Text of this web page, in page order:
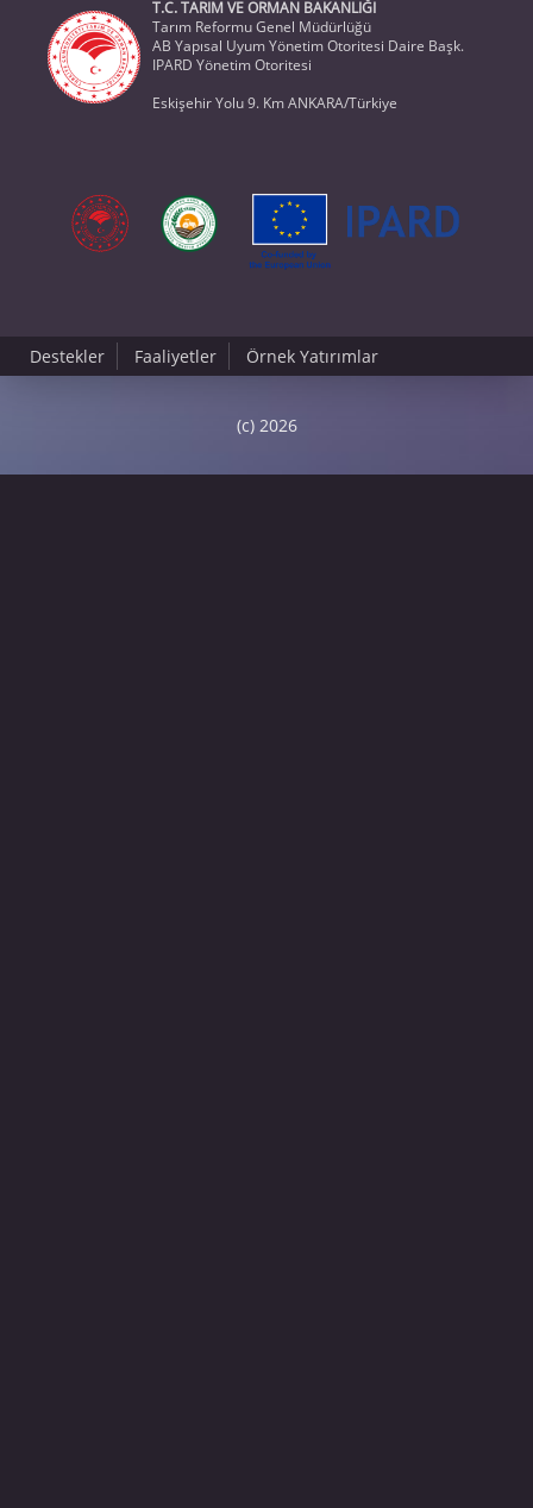
T.C. TARIM VE ORMAN BAKANLIĞI
Tarım Reformu Genel Müdürlüğü
AB Yapısal Uyum Yönetim Otoritesi Daire Başk.
IPARD Yönetim Otoritesi
Eskişehir Yolu 9. Km ANKARA/Türkiye
Destekler Faaliyetler Örnek Yatırımlar
(c) 2026